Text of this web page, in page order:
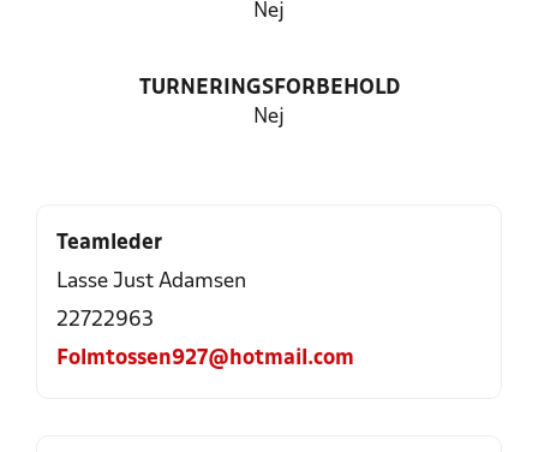
Nej
TURNERINGSFORBEHOLD
Nej
Teamleder
Lasse Just Adamsen
22722963
Folmtossen927@hotmail.com